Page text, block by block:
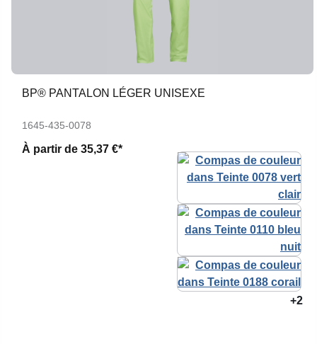
BP® PANTALON LÉGER UNISEXE
1645-435-0078
À partir de 35,37 €*
+2